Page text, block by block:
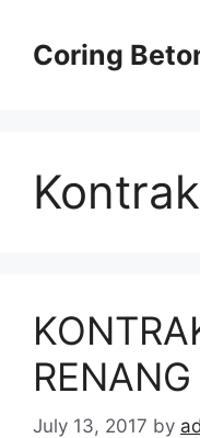
contentCoring
July 13, 2017 by